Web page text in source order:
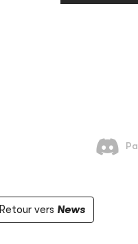
Retour vers News